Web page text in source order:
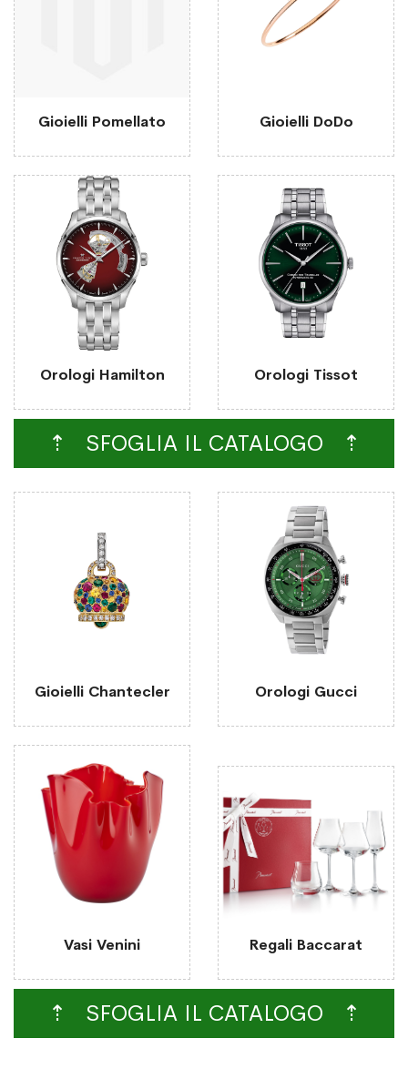
Gioielli Pomellato Gioielli DoDo
Orologi Hamilton Orologi Tissot
⇡ SFOGLIA IL CATALOGO ⇡
Gioielli Chantecler Orologi Gucci
Vasi Venini Regali Baccarat
⇡ SFOGLIA IL CATALOGO ⇡